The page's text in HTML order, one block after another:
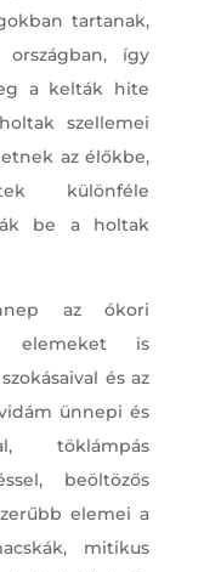
tartanak,
így
a kelták hite
szellemei
az élőkbe,
különféle
be a holtak
az ókori
elemeket is
és az
ünnepi és
töklámpás
beöltözős
elemei a
mitikus